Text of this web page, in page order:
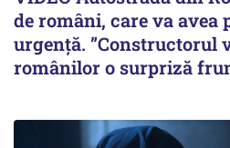
de români, care va avea
urgență. ”Constructorul
românilor o surpriză